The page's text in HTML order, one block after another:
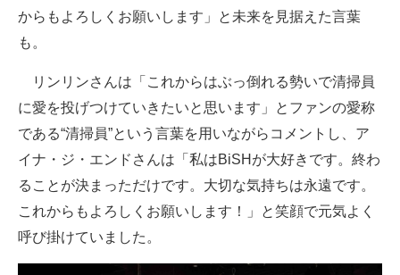
からもよろしくお願いします」と未来を見据えた言葉
も。
リンリンさんは「これからはぶっ倒れる勢いで清掃員
に愛を投げつけていきたいと思います」とファンの愛称
である“清掃員”という言葉を用いながらコメントし、ア
イナ・ジ・エンドさんは「私はBiSHが大好きです。終わ
ることが決まっただけです。大切な気持ちは永遠です。
これからもよろしくお願いします！」と笑顔で元気よく
呼び掛けていました。